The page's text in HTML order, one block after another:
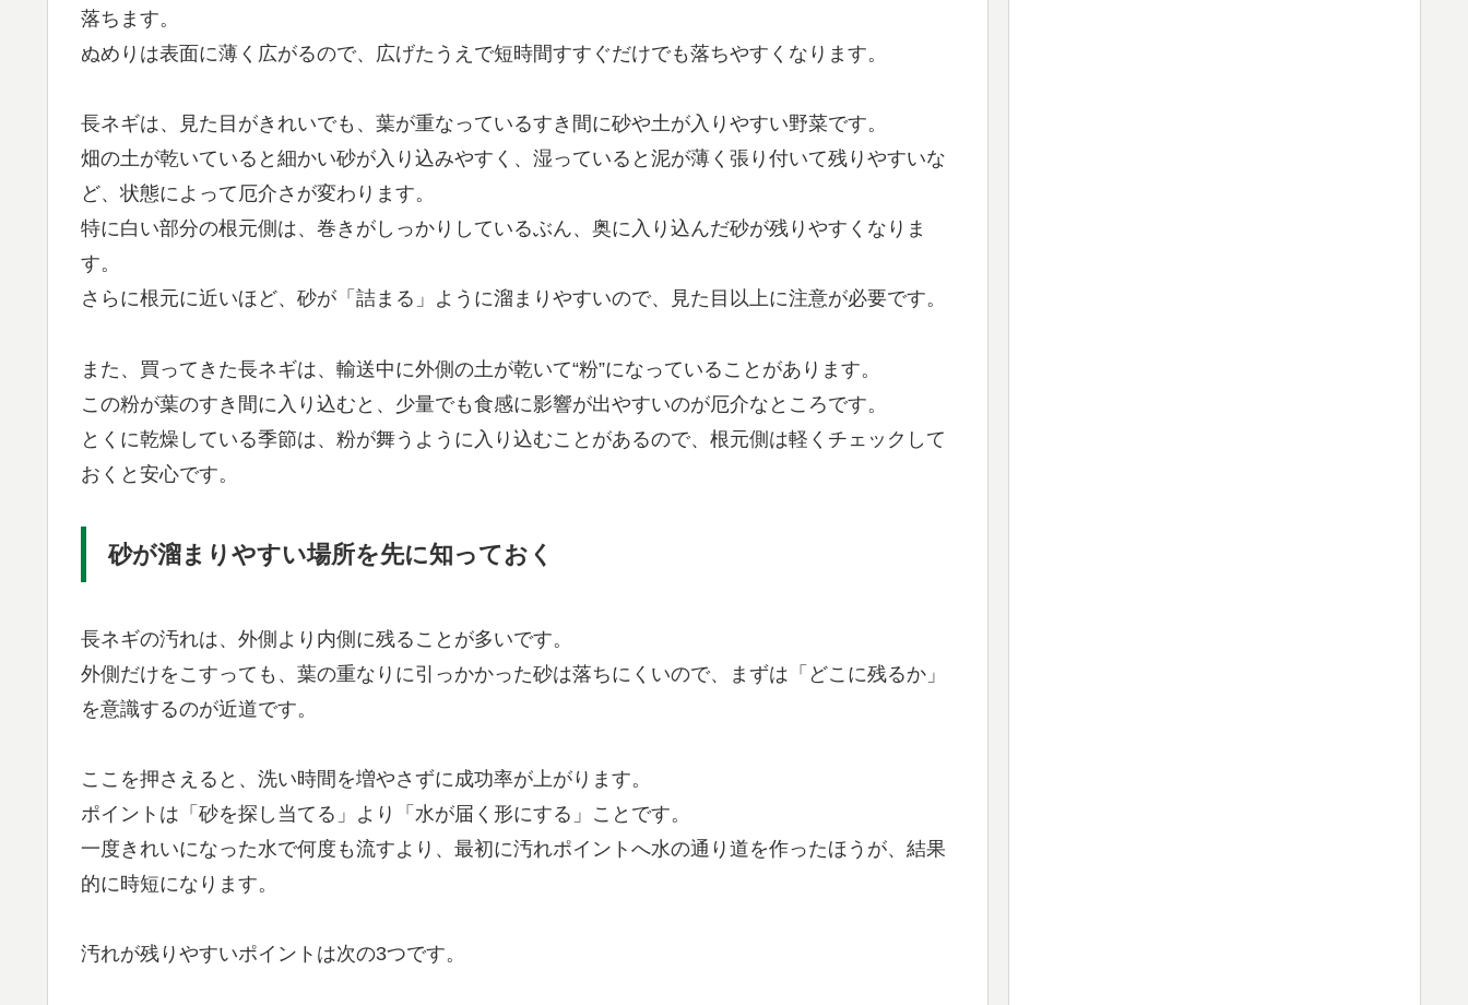
落ちます。
ぬめりは表面に薄く広がるので、広げたうえで短時間すすぐだけでも落ちやすくなります。
長ネギは、見た目がきれいでも、葉が重なっているすき間に砂や土が入りやすい野菜です。
畑の土が乾いていると細かい砂が入り込みやすく、湿っていると泥が薄く張り付いて残りやすいな
ど、状態によって厄介さが変わります。
特に白い部分の根元側は、巻きがしっかりしているぶん、奥に入り込んだ砂が残りやすくなりま
す。
さらに根元に近いほど、砂が「詰まる」ように溜まりやすいので、見た目以上に注意が必要です。
また、買ってきた長ネギは、輸送中に外側の土が乾いて“粉”になっていることがあります。
この粉が葉のすき間に入り込むと、少量でも食感に影響が出やすいのが厄介なところです。
とくに乾燥している季節は、粉が舞うように入り込むことがあるので、根元側は軽くチェックして
おくと安心です。
砂が溜まりやすい場所を先に知っておく
長ネギの汚れは、外側より内側に残ることが多いです。
外側だけをこすっても、葉の重なりに引っかかった砂は落ちにくいので、まずは「どこに残るか」
を意識するのが近道です。
ここを押さえると、洗い時間を増やさずに成功率が上がります。
ポイントは「砂を探し当てる」より「水が届く形にする」ことです。
一度きれいになった水で何度も流すより、最初に汚れポイントへ水の通り道を作ったほうが、結果
的に時短になります。
汚れが残りやすいポイントは次の3つです。